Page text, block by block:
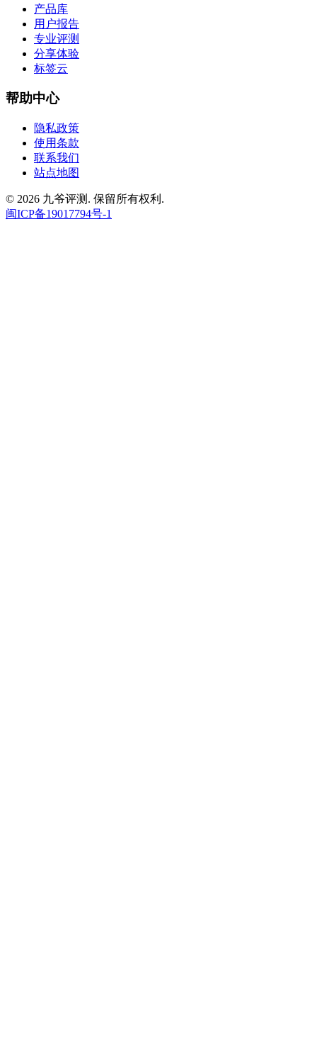
产品库
用户报告
专业评测
分享体验
标签云
帮助中心
隐私政策
使用条款
联系我们
站点地图
© 2026 九爷评测. 保留所有权利.
闽ICP备19017794号-1